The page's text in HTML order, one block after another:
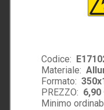
Codice:
Materiale:
Formato:
PREZZO: 6,90
Minimo